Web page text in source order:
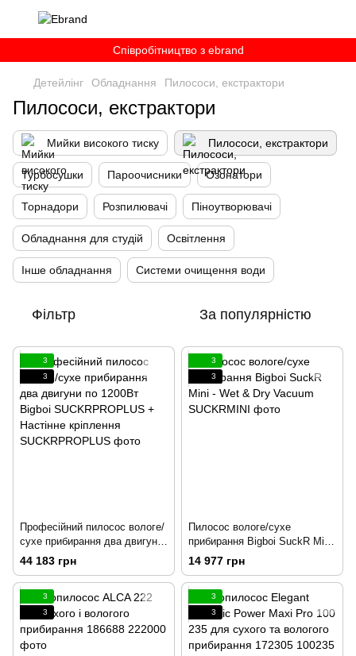
Співробітництво з ebrand
Детейлінг Обладнання Пилососи, екстрактори
Пилососи, екстрактори
Мийки високого тиску Пилососи, екстрактори
Турбосушки Пароочисники Озонатори
Торнадори Розпилювачі Піноутворювачі
Обладнання для студій Освітлення
Інше обладнання Системи очищення води
Фільтр За популярністю
3
3
Професійний пилосос вологе/
сухе прибирання два двигуни
по 1200Вт Bigboi
SUCKRPROPLUS + Настінне
кріплення
44 183 грн
3
3
Пилосос вологе/сухе
прибирання Bigboi SuckR Mini
- Wet & Dry Vacuum
14 977 грн
3
3
3
3